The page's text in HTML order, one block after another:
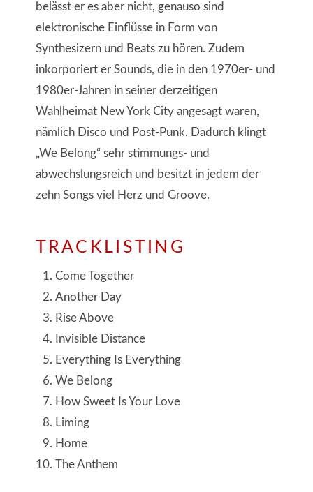
belässt er es aber nicht, genauso sind
elektronische Einflüsse in Form von
Synthesizern und Beats zu hören. Zudem
inkorporiert er Sounds, die in den 1970er- und
1980er-Jahren in seiner derzeitigen
Wahlheimat New York City angesagt waren,
nämlich Disco und Post-Punk. Dadurch klingt
„We Belong“ sehr stimmungs- und
abwechslungsreich und besitzt in jedem der
zehn Songs viel Herz und Groove.
TRACKLISTING
Come Together
Another Day
Rise Above
Invisible Distance
Everything Is Everything
We Belong
How Sweet Is Your Love
Liming
Home
The Anthem